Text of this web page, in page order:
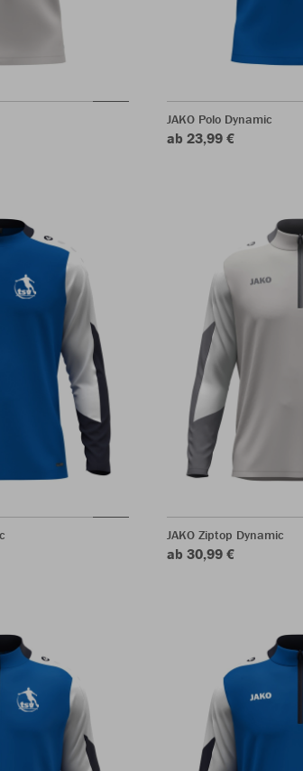
JAKO Polo Dynamic
ab 23,99 €
JAKO Ziptop Dynamic
ab 30,99 €